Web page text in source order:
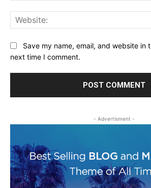
Save my name, email, and website in
next time I comment.
- Advertisment -